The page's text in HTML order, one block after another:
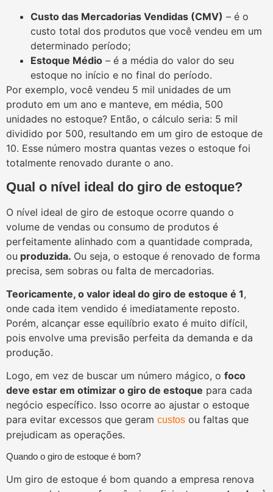
Custo das Mercadorias Vendidas (CMV) – é o
custo total dos produtos que você vendeu em um
determinado período;
Estoque Médio – é a média do valor do seu
estoque no início e no final do período.
Por exemplo, você vendeu 5 mil unidades de um
produto em um ano e manteve, em média, 500
unidades no estoque? Então, o cálculo seria: 5 mil
dividido por 500, resultando em um giro de estoque de
10. Esse número mostra quantas vezes o estoque foi
totalmente renovado durante o ano.
Qual o nível ideal do giro de estoque?
O nível ideal de giro de estoque ocorre quando o
volume de vendas ou consumo de produtos é
perfeitamente alinhado com a quantidade comprada,
ou produzida. Ou seja, o estoque é renovado de forma
precisa, sem sobras ou falta de mercadorias.
Teoricamente, o valor ideal do giro de estoque é 1,
onde cada item vendido é imediatamente reposto.
Porém, alcançar esse equilíbrio exato é muito difícil,
pois envolve uma previsão perfeita da demanda e da
produção.
Logo, em vez de buscar um número mágico, o foco
deve estar em otimizar o giro de estoque para cada
negócio específico. Isso ocorre ao ajustar o estoque
para evitar excessos que geram custos ou faltas que
prejudicam as operações.
Quando o giro de estoque é bom?
Um giro de estoque é bom quando a empresa renova